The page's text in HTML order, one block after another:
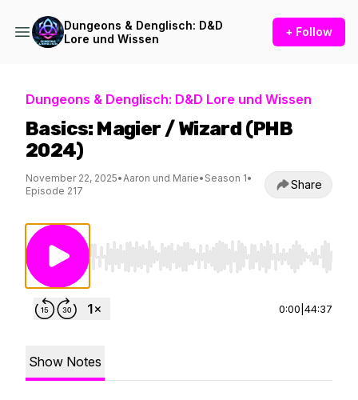
Dungeons & Denglisch: D&D
Lore und Wissen
+ Follow
Dungeons & Denglisch: D&D Lore und Wissen
Basics: Magier / Wizard (PHB
2024)
November 22, 2025•Aaron und Marie• Season 1•
Episode 217
Share
Use Left/Right to seek, Home/End to jump
0:00 44:37
Show Notes